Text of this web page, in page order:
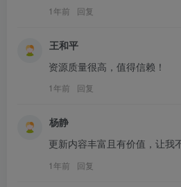
1年前 回复
王和平
资源质量很高，值得信赖！
1年前 回复
杨静
更新内容丰富且有价值，让我
1年前 回复